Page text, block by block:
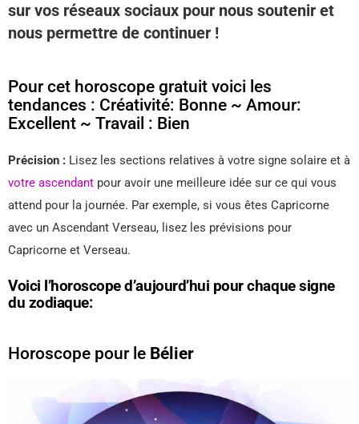
sur vos réseaux sociaux pour nous soutenir et
nous permettre de continuer !
Pour cet horoscope gratuit voici les
tendances : Créativité: Bonne ~ Amour:
Excellent ~ Travail : Bien
Précision : Lisez les sections relatives à votre signe solaire et à
votre ascendant pour avoir une meilleure idée sur ce qui vous
attend pour la journée. Par exemple, si vous êtes Capricorne
avec un Ascendant Verseau, lisez les prévisions pour
Capricorne et Verseau.
Voici l’horoscope d’aujourd’hui pour chaque signe
du zodiaque:
Horoscope pour le Bélier